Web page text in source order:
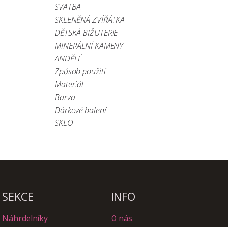
SVATBA
SKLENĚNÁ ZVÍŘÁTKA
DĚTSKÁ BIŽUTERIE
MINERÁLNÍ KAMENY
ANDĚLÉ
Způsob použití
Materiál
Barva
Dárkové balení
SKLO
SEKCE INFO
Náhrdelníky
O nás